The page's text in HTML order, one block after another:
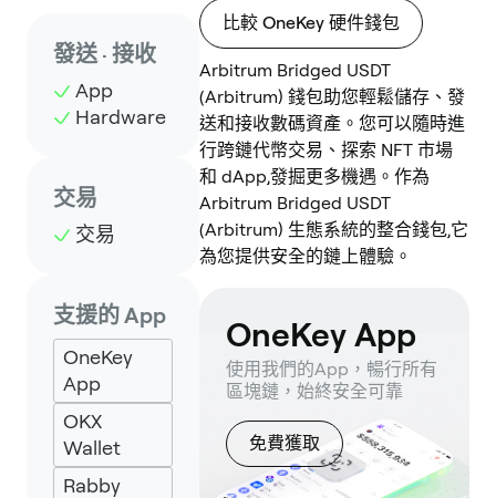
發送 · 接收
App
Hardware
交易
交易
支援的 App
OneKey
App
OKX
Wallet
Rabby
比較 OneKey 硬件錢包
Arbitrum Bridged USDT
(Arbitrum) 錢包助您輕鬆儲存、發
送和接收數碼資產。您可以隨時進
行跨鏈代幣交易、探索 NFT 市場
和 dApp,發掘更多機遇。作為
Arbitrum Bridged USDT
(Arbitrum) 生態系統的整合錢包,它
為您提供安全的鏈上體驗。
OneKey App
使用我們的App，暢行所有
區塊鏈，始終安全可靠
免費獲取